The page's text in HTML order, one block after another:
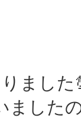
まし
ました